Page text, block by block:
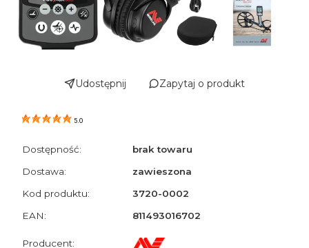
Udostępnij Zapytaj o produkt
5.0
Dostępność:
brak towaru
Dostawa:
zawieszona
Kod produktu:
3720-0002
EAN:
811493016702